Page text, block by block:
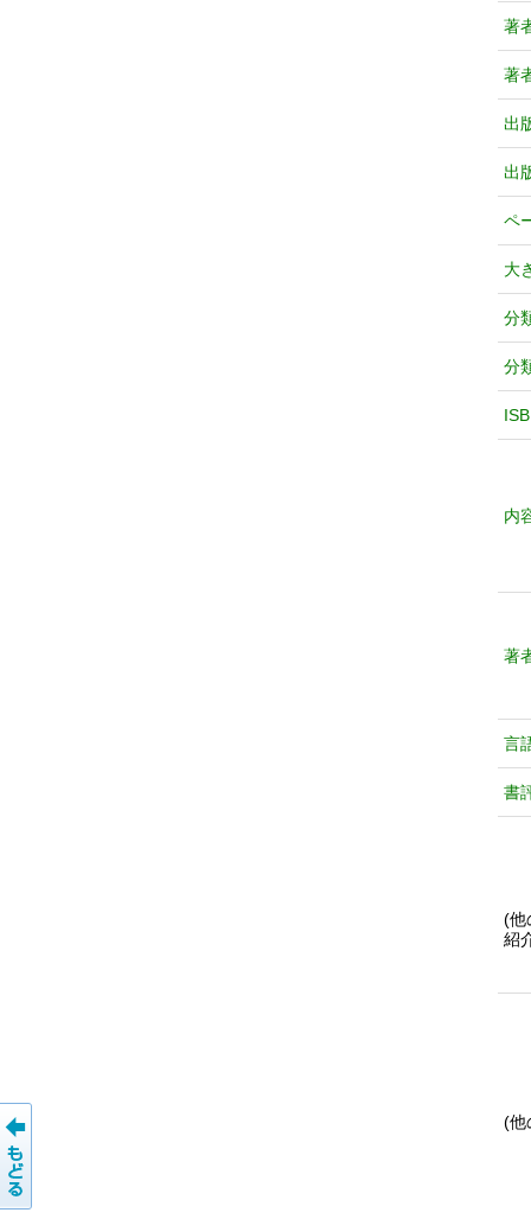
著
著
出
出
ペ
大
分
分
内
著
言
書
(他
紹
(他